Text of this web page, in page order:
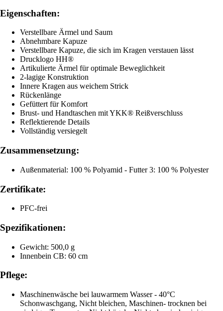
Eigenschaften:
Verstellbare Ärmel und Saum
Abnehmbare Kapuze
Verstellbare Kapuze, die sich im Kragen verstauen lässt
Drucklogo HH®
Artikulierte Ärmel für optimale Beweglichkeit
2-lagige Konstruktion
Innere Kragen aus weichem Strick
Rückenlänge
Gefüttert für Komfort
Brust- und Handtaschen mit YKK® Reißverschluss
Reflektierende Details
Vollständig versiegelt
Zusammensetzung:
Außenmaterial: 100 % Polyamid - Futter 3: 100 % Polyester
Zertifikate:
PFC-frei
Spezifikationen:
Gewicht: 500,0 g
Innenbein CB: 60 cm
Pflege:
Maschinenwäsche bei lauwarmem Wasser - 40°C
Schonwaschgang, Nicht bleichen, Maschinen- trocknen bei